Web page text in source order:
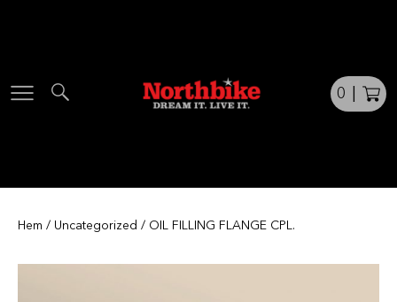
0
Hem / Uncategorized / OIL FILLING FLANGE CPL.